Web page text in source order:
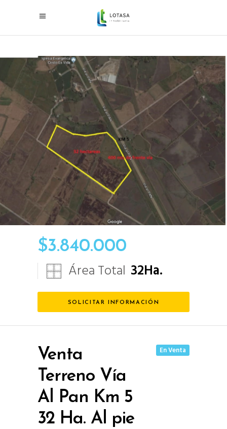
$3.840.000
Área Total 32Ha.
SOLICITAR INFORMACIÓN
Venta
Terreno Vía
Al Pan Km 5
32 Ha. Al pie
En Venta